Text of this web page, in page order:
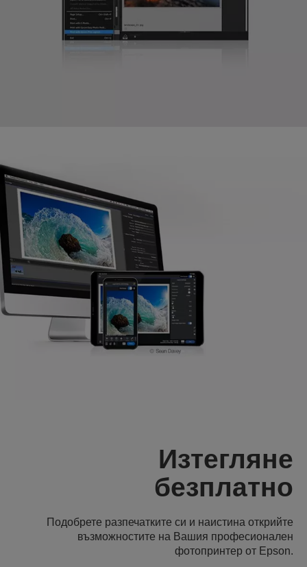
Изтегляне
безплатно
Подобрете разпечатките си и наистина открийте
възможностите на Вашия професионален
фотопринтер от Epson.